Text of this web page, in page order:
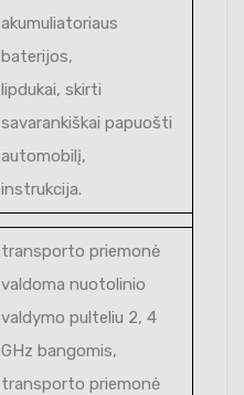
akumuliatoriaus
baterijos,
lipdukai, skirti
savarankiškai papuošti
automobilį,
instrukcija.
transporto priemonė
valdoma nuotolinio
valdymo pulteliu 2, 4
GHz bangomis,
transporto priemonė